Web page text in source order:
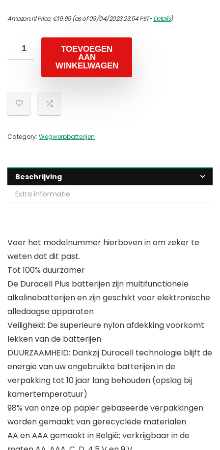
Amazon.nl Price:€19.99(as of 09/04/2023 23:54 PST-Details)
TOEVOEGEN
AAN
WINKELWAGEN
Category: Wegwerpbatterijen
Beschrijving
Extra informatie
Voer het modelnummer hierboven in om zeker te
weten dat dit past.
Tot 100% duurzamer
De Duracell Plus batterijen zijn multifunctionele
alkalinebatterijen en zijn geschikt voor elektronische
alledaagse apparaten
Veiligheid: De superieure nylon afdekking voorkomt
lekken van de batterijen
DUURZAAMHEID: Dankzij Duracell technologie blijft de
energie van uw ongebruikte batterijen in de
verpakking tot 10 jaar lang behouden (opslag bij
kamertemperatuur)
98% van onze op papier gebaseerde verpakkingen
worden gemaakt van gerecyclede materialen
AA en AAA gemaakt in België; verkrijgbaar in de